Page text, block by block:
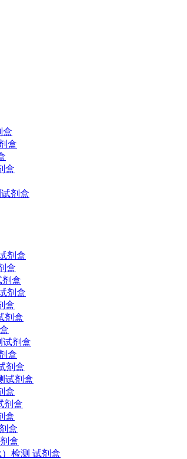
盒
盒
盒
剂盒
剂盒
盒
剂盒
剂盒
盒
剂盒
试剂盒
盒
剂盒
试剂盒
盒
剂盒
盒
盒
盒
检测 试剂盒